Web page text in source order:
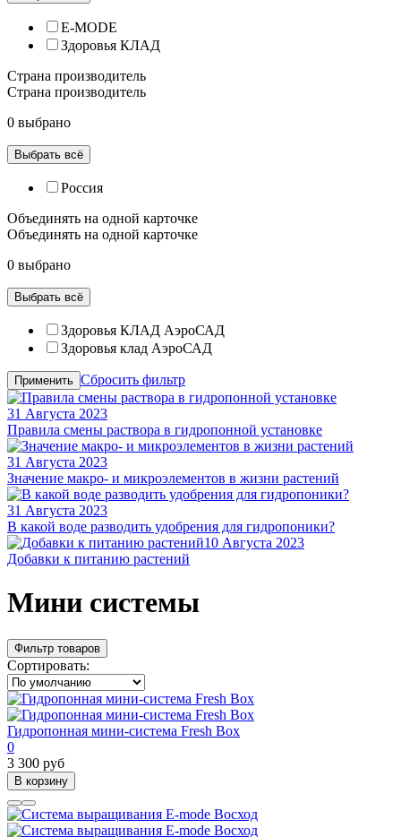
E-MODE
Здоровья КЛАД
Страна производитель
Страна производитель
0 выбрано
Выбрать всё
Россия
Объединять на одной карточке
Объединять на одной карточке
0 выбрано
Выбрать всё
Здоровья КЛАД АэроСАД
Здоровья клад АэроСАД
Применить Сбросить фильтр
31 Августа 2023
Правила смены раствора в гидропонной установке
31 Августа 2023
Значение макро- и микроэлементов в жизни растений
31 Августа 2023
В какой воде разводить удобрения для гидропоники?
10 Августа 2023
Добавки к питанию растений
Мини системы
Фильтр товаров
Сортировать:
Гидропонная мини-система Fresh Box
0
3 300 руб
В корзину